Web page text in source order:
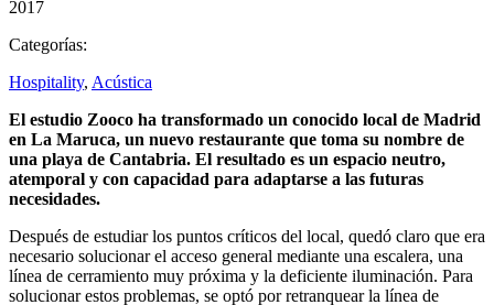
2017
Categorías:
Hospitality, Acústica
El estudio Zooco ha transformado un conocido local de Madrid
en La Maruca, un nuevo restaurante que toma su nombre de
una playa de Cantabria. El resultado es un espacio neutro,
atemporal y con capacidad para adaptarse a las futuras
necesidades.
Después de estudiar los puntos críticos del local, quedó claro que era
necesario solucionar el acceso general mediante una escalera, una
línea de cerramiento muy próxima y la deficiente iluminación. Para
solucionar estos problemas, se optó por retranquear la línea de